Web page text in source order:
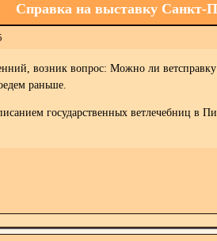
Справка на выставку Санкт-
возник вопрос: Можно ли
раньше.
государственных ветлечебниц в